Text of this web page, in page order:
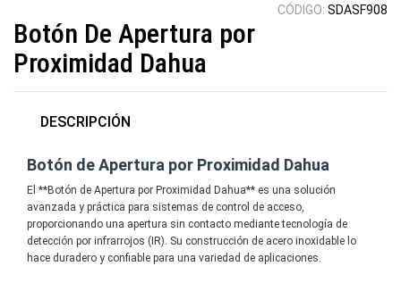
CÓDIGO: SDASF908
Botón De Apertura por
Proximidad Dahua
DESCRIPCIÓN
Botón de Apertura por Proximidad Dahua
El **Botón de Apertura por Proximidad Dahua** es una solución
avanzada y práctica para sistemas de control de acceso,
proporcionando una apertura sin contacto mediante tecnología de
detección por infrarrojos (IR). Su construcción de acero inoxidable lo
hace duradero y confiable para una variedad de aplicaciones.